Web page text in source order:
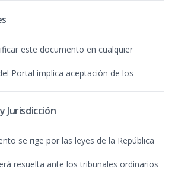
este documento en cualquier
Portal implica aceptación de los
Jurisdicción
se rige por las leyes de la República
resuelta ante los tribunales ordinarios